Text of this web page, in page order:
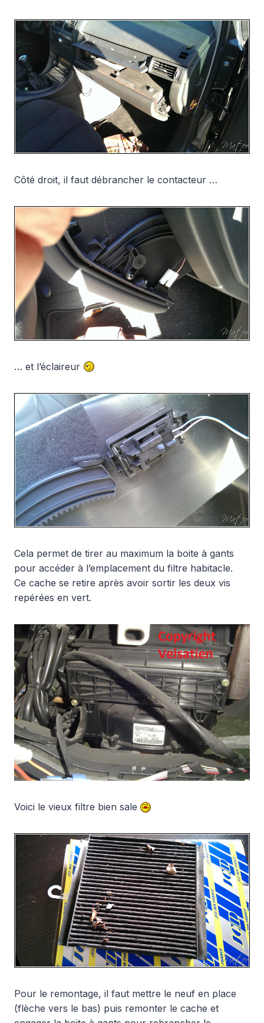
Côté droit, il faut débrancher le contacteur …
… et l’éclaireur
Cela permet de tirer au maximum la boite à gants
pour accéder à l’emplacement du filtre habitacle.
Ce cache se retire après avoir sortir les deux vis
repérées en vert.
Voici le vieux filtre bien sale
Pour le remontage, il faut mettre le neuf en place
(flèche vers le bas) puis remonter le cache et